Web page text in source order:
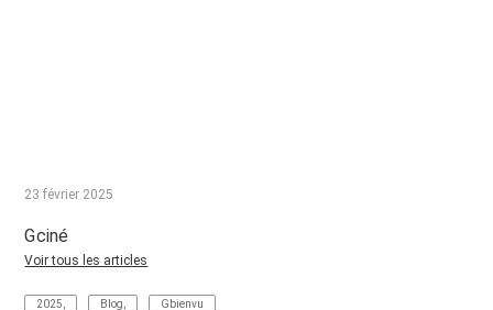
23 février 2025
Gciné
Voir tous les articles
2025 Blog Gbienvu